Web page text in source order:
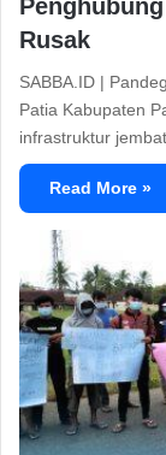
Rusak
SABBA.ID |
Patia Kabupaten
infrastruktur
Read More »